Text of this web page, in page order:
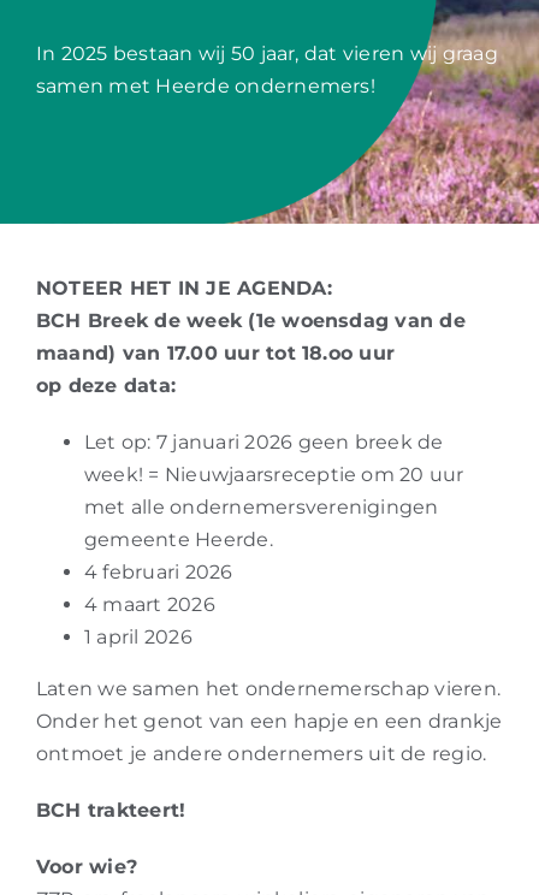
In 2025 bestaan wij 50 jaar, dat vieren wij graag
samen met Heerde ondernemers!
NOTEER HET IN JE AGENDA:
BCH Breek de week (1e woensdag van de
maand) van 17.00 uur tot 18.oo uur
op deze data:
Let op: 7 januari 2026 geen breek de
week! = Nieuwjaarsreceptie om 20 uur
met alle ondernemersverenigingen
gemeente Heerde.
4 februari 2026
4 maart 2026
1 april 2026
Laten we samen het ondernemerschap vieren.
Onder het genot van een hapje en een drankje
ontmoet je andere ondernemers uit de regio.
BCH trakteert!
Voor wie?